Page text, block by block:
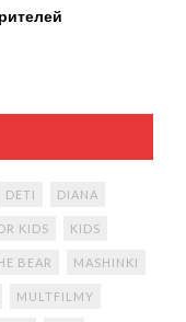
DETI DIANA
KIDS KIDS
BEAR MASHINKI
MULTFILMY